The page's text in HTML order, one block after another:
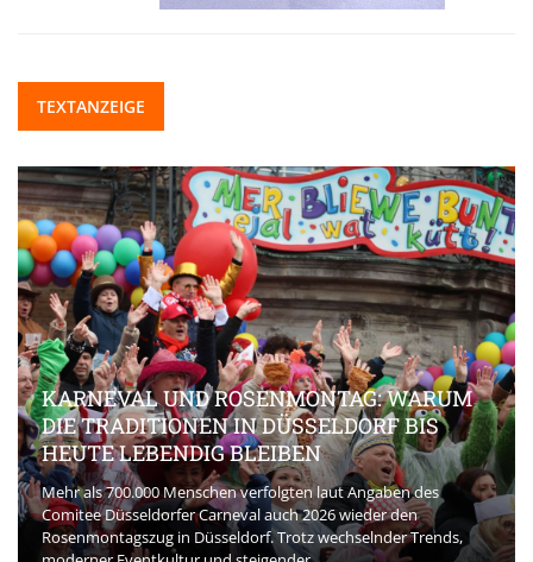
TEXTANZEIGE
KARNEVAL UND ROSENMONTAG: WARUM
DIE TRADITIONEN IN DÜSSELDORF BIS
HEUTE LEBENDIG BLEIBEN
Mehr als 700.000 Menschen verfolgten laut Angaben des
Comitee Düsseldorfer Carneval auch 2026 wieder den
Rosenmontagszug in Düsseldorf. Trotz wechselnder Trends,